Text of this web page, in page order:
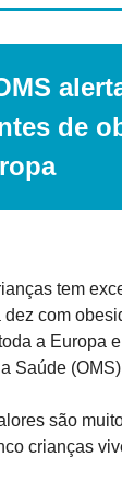
de
tem
com
a Europa
Saúde
são
crianças